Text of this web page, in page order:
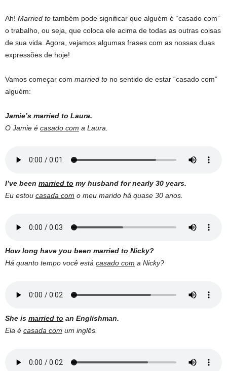
Ah! Married to também pode significar que alguém é “casado com”
o trabalho, ou seja, que coloca ele acima de todas as outras coisas
de sua vida. Agora, vejamos algumas frases com as nossas duas
expressões de hoje!
Vamos começar com married to no sentido de estar “casado com”
alguém:
Jamie’s married to Laura.
O Jamie é casado com a Laura.
I’ve been married to my husband for nearly 30 years.
Eu estou casada com o meu marido há quase 30 anos.
How long have you been married to Nicky?
Há quanto tempo você está casado com a Nicky?
She is married to an Englishman.
Ela é casada com um inglês.